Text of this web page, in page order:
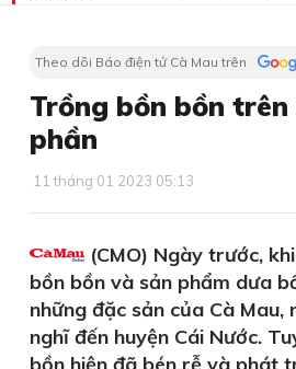
Theo dõi Báo điện tử Cà Mau trên
Trồng bồn bồn
phần
11 tháng 01 2023 05:13
(CMO) Ngày trước,
bồn bồn và sản phẩm dưa
những đặc sản của Cà
nghĩ đến huyện Cái Nước.